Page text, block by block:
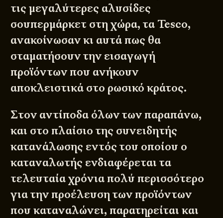
τις μεγαλύτερες αλυσίδες
σουπερμάρκετ στη χώρα, τα Tesco,
ανακοίνωσαν κι αυτά πως θα
σταματήσουν την εισαγωγή
προϊόντων που ανήκουν
αποκλειστικά στο ρωσικό κράτος.
Στον αντίποδα όλων των παραπάνω,
και στο πλαίσιο της συνειδητής
κατανάλωσης εντός του οποίου ο
καταναλωτής ενδιαφέρεται τα
τελευταία χρόνια πολύ περισσότερο
για την προέλευση των προϊόντων
που καταναλώνει, παρατηρείται και